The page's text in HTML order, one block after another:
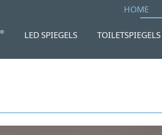
HOME
LED SPIEGELS TOILETSPIEGELS